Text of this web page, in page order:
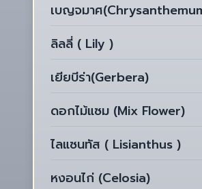
เบญจมาศ
ลิลลี่ ( Lily )
เยียบีร่า(Gerbera)
ดอกไม้แซม (Mix Flower)
ไลแซนทัส ( Lisianthus )
หงอนไก่ (Celosia)